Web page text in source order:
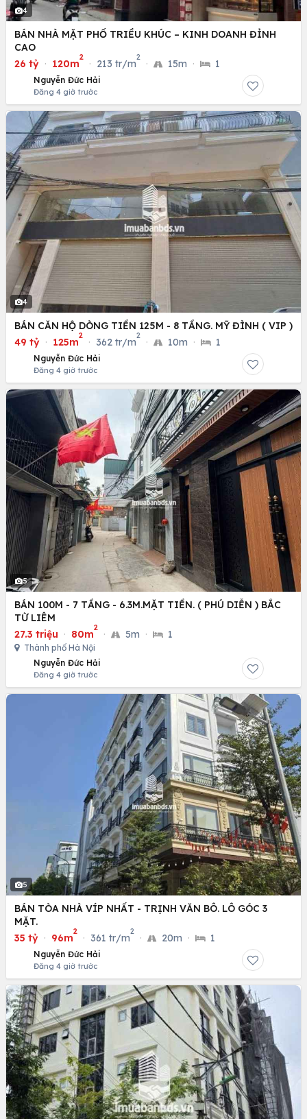
4
BÁN NHÀ MẶT PHỐ TRIỀU KHÚC – KINH DOANH ĐỈNH
CAO
26 tỷ · 120m
2
· 213 tr/m
2
· 15m · 1
Nguyễn Đức Hải
Đăng 4 giờ trước
4
BÁN CĂN HỘ DÒNG TIỀN 125M - 8 TẦNG. MỸ ĐÌNH ( VIP )
49 tỷ · 125m
2
· 362 tr/m
2
· 10m · 1
Nguyễn Đức Hải
Đăng 4 giờ trước
5
BÁN 100M - 7 TẦNG - 6.3M.MẶT TIỀN. ( PHÚ DIỄN ) BẮC
TỪ LIÊM
27.3 triệu · 80m
2
· 5m · 1
Thành phố Hà Nội
Nguyễn Đức Hải
Đăng 4 giờ trước
5
BÁN TÒA NHÀ VÍP NHẤT - TRỊNH VĂN BÔ. LÔ GÓC 3
MẶT.
35 tỷ · 96m
2
· 361 tr/m
2
· 20m · 1
Nguyễn Đức Hải
Đăng 4 giờ trước